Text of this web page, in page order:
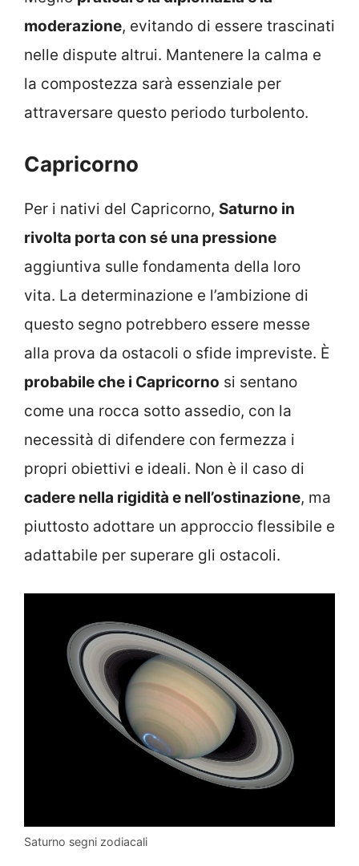
moderazione, evitando di essere trascinati
nelle dispute altrui. Mantenere la calma e
la compostezza sarà essenziale per
attraversare questo periodo turbolento.
Capricorno
Per i nativi del Capricorno, Saturno in
rivolta porta con sé una pressione
aggiuntiva sulle fondamenta della loro
vita. La determinazione e l’ambizione di
questo segno potrebbero essere messe
alla prova da ostacoli o sfide impreviste. È
probabile che i Capricorno si sentano
come una rocca sotto assedio, con la
necessità di difendere con fermezza i
propri obiettivi e ideali. Non è il caso di
cadere nella rigidità e nell’ostinazione, ma
piuttosto adottare un approccio flessibile e
adattabile per superare gli ostacoli.
Saturno segni zodiacali